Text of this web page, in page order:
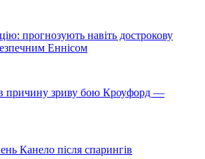
прогнозують навіть дострокову
Еннісом
причину зриву бою Кроуфорд —
Канело після спарингів